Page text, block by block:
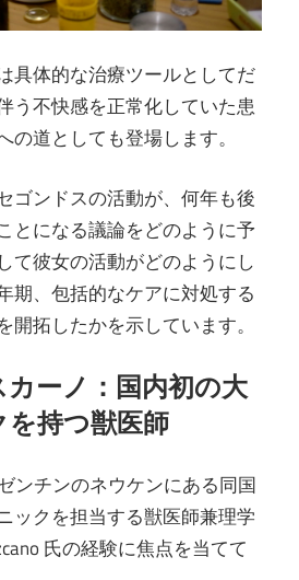
具体的な治療ツールとしてだ
う不快感を正常化していた患
の道としても登場します。
ゴンドスの活動が、何年も後
とになる議論をどのように予
て彼女の活動がどのようにし
期、包括的なケアに対処する
開拓したかを示しています。
ーノ：国内初の大
持つ獣医師
ンチンのネウケンにある同国
ックを担当する獣医師兼理学
氏の経験に焦点を当てて